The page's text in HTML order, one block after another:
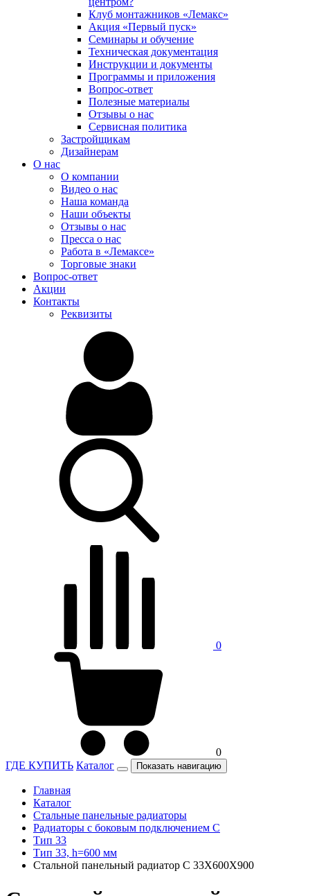
Клуб монтажников «Лемакс»
Акция «Первый пуск»
Семинары и обучение
Техническая документация
Инструкции и документы
Программы и приложения
Вопрос-ответ
Полезные материалы
Отзывы о нас
Сервисная политика
Застройщикам
Дизайнерам
О нас
О компании
Видео о нас
Наша команда
Наши объекты
Отзывы о нас
Пресса о нас
Работа в «Лемаксе»
Торговые знаки
Вопрос-ответ
Акции
Контакты
Реквизиты
0
0
ГДЕ КУПИТЬ Каталог Показать навигацию
Главная
Каталог
Стальные панельные радиаторы
Радиаторы c боковым подключением C
Тип 33
Тип 33, h=600 мм
Стальной панельный радиатор C 33X600X900